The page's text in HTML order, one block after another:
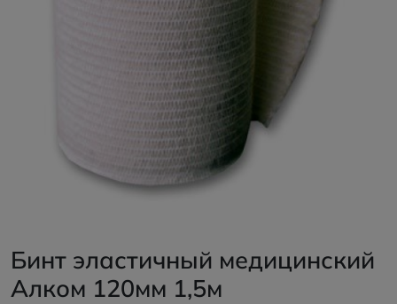
Бинт эластичный медицинский
Алком 120мм 1,5м